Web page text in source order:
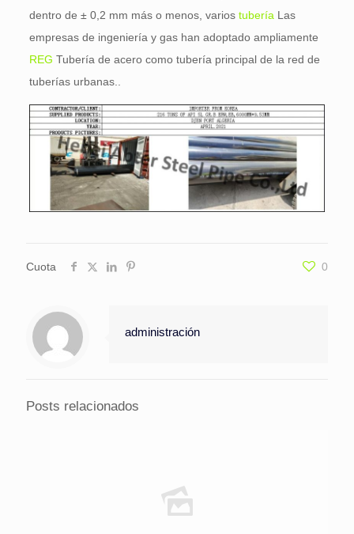
dentro de ± 0,2 mm más o menos, varios tubería Las
empresas de ingeniería y gas han adoptado ampliamente
REG Tubería de acero como tubería principal de la red de
tuberías urbanas..
Cuota 0
administración
Posts relacionados